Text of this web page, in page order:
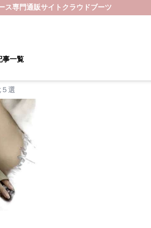
ス専門通販サイト クラウドブーツ
事一覧
選